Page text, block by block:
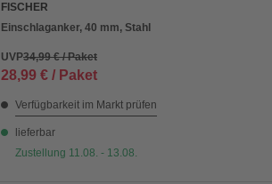
FISCHER
Einschlaganker, 40 mm, Stahl
UVP34,99 € / Paket
28,99 € / Paket
Verfügbarkeit im Markt prüfen
lieferbar
Zustellung 11.08. - 13.08.